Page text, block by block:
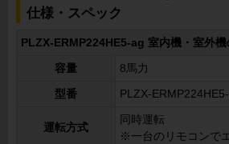
仕様・スペック
PLZX-ERMP224HE5-ag 室内機・室外
容量 8馬力
型番 PLZX-
運転方式
同時運転
※一台のリモコンで